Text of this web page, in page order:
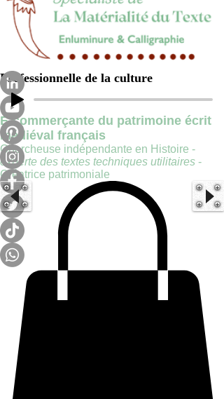
Professionnelle de la culture
E-commerçante du patrimoine écrit
médiéval français
Chercheuse indépendante en Histoire -
experte des textes techniques utilitaires -
Créatrice patrimoniale